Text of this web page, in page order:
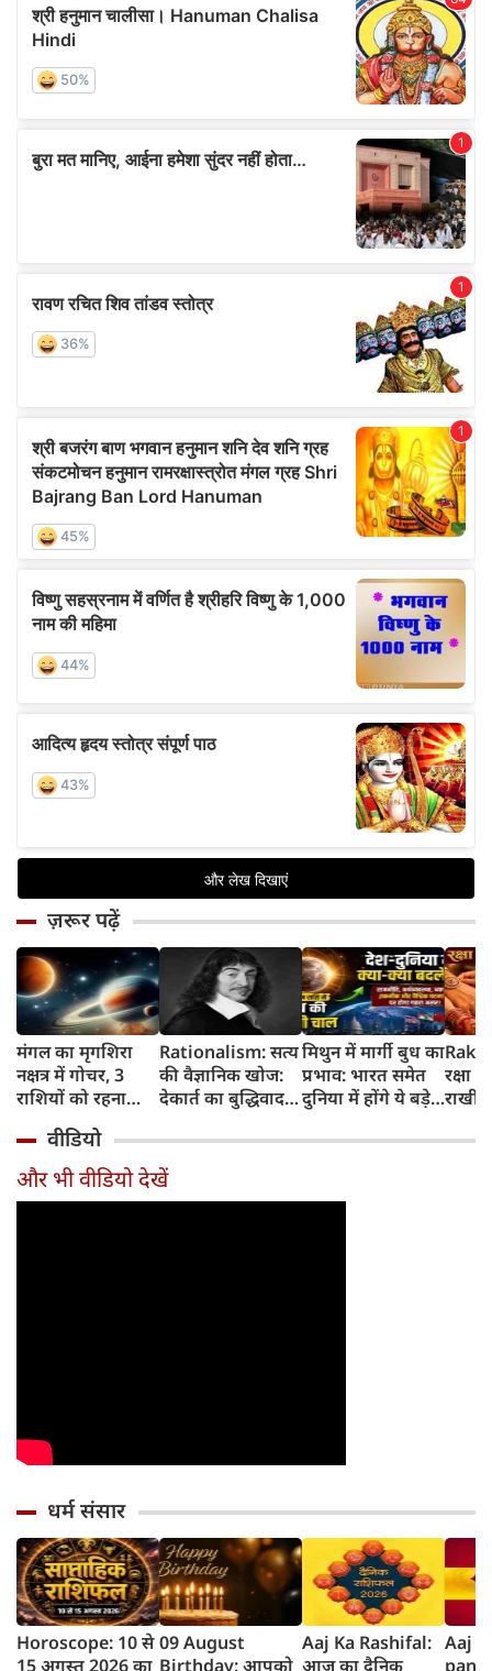
ज़रूर पढ़ें
मंगल का मृगशिरा
नक्षत्र में गोचर, 3
राशियों को रहना
सावधान
Rationalism: सत्य
की वैज्ञानिक खोज:
देकार्त का बुद्धिवाद
का जन्म
मिथुन में मार्गी बुध का
प्रभाव: भारत समेत
दुनिया में होंगे ये बड़े
रक्षा
राखी
वीडियो
और भी वीडियो देखें
धर्म संसार
Horoscope: 10 से
15 अगस्त 2026 का
09 August
Birthday: आपको
Aaj Ka Rashifal:
आज का दैनिक
Aaj